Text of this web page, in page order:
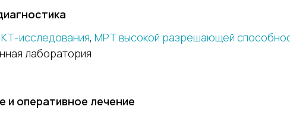
КТ-исследования, МРТ высокой разрешающей
лаборатория
и оперативное лечение